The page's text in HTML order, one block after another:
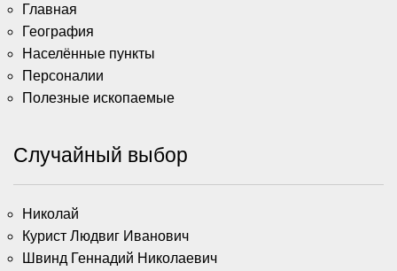
Главная
География
Населённые пункты
Персоналии
Полезные ископаемые
Случайный выбор
Николай
Курист Людвиг Иванович
Швинд Геннадий Николаевич